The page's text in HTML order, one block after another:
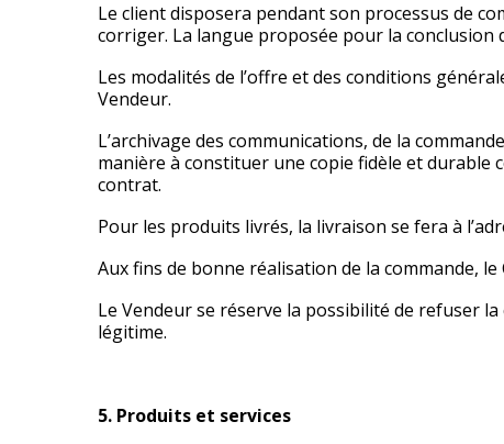
Le client disposera pendant son processus de
corriger. La langue proposée pour la conclusion
Les modalités de l’offre et des conditions
Vendeur.
L’archivage des communications, de la
manière à constituer une copie fidèle et
contrat.
Pour les produits livrés, la livraison se fera à
Aux fins de bonne réalisation de la commande,
Le Vendeur se réserve la possibilité de refuser
légitime.
5. Produits et services